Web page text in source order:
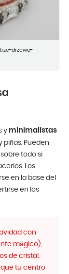
drzewa-
y minimalistas
piñas. Pueden
todo si
Los
en la base del
en los
con
mágico),
de cristal.
que tu centro